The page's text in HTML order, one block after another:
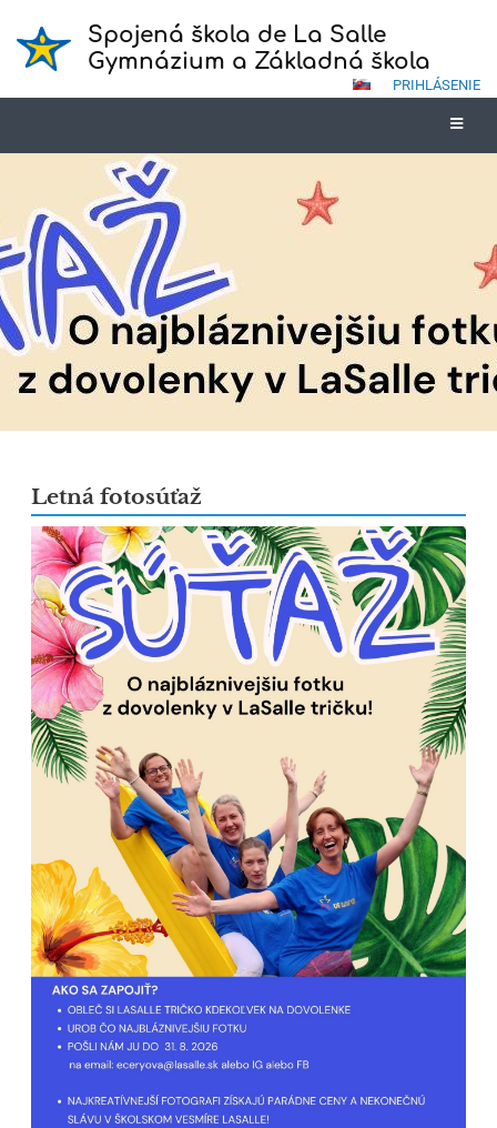
Spojená škola de La Salle
Gymnázium a Základná škola
PRIHLÁSENIE
Letná fotosúťaž